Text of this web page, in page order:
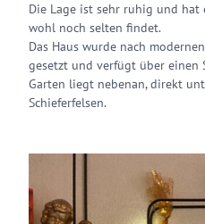
Die Lage ist sehr ruhig und hat
wohl noch selten findet.
Das Haus wurde nach
gesetzt und verfügt über
Garten liegt nebenan, direkt
Schieferfelsen.